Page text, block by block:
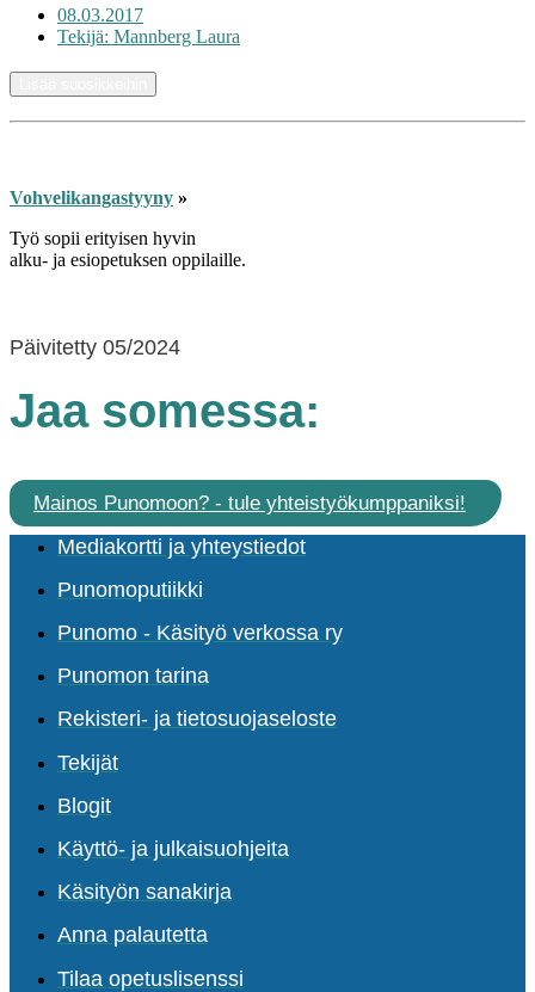
08.03.2017
Tekijä: Mannberg Laura
Vohvelikangastyyny »
Työ sopii erityisen hyvin
alku- ja esiopetuksen oppilaille.
Päivitetty 05/2024
Jaa somessa:
Mainos Punomoon? - tule yhteistyökumppaniksi!
Mediakortti ja yhteystiedot
Punomoputiikki
Punomo - Käsityö verkossa ry
Punomon tarina
Rekisteri- ja tietosuojaseloste
Tekijät
Blogit
Käyttö- ja julkaisuohjeita
Käsityön sanakirja
Anna palautetta
Tilaa opetuslisenssi